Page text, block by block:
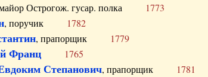
майор Острогож. гусар. полка 1773
, поручик 1782
, прапорщик 1779
Франц 1765
Степанович, прапорщик 1781